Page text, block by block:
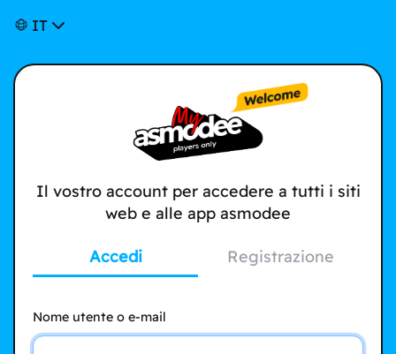
IT
Il vostro account per accedere a tutti i siti
web e alle app asmodee
Accedi Registrazione
Nome utente o e-mail